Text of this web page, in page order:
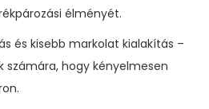
élményét.
és kisebb markolat kialakítás –
számára, hogy kényelmesen